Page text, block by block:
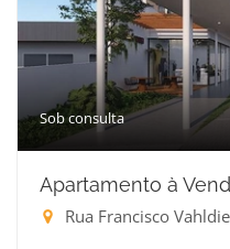
Sob consulta
Apartamento à
Rua Francisco